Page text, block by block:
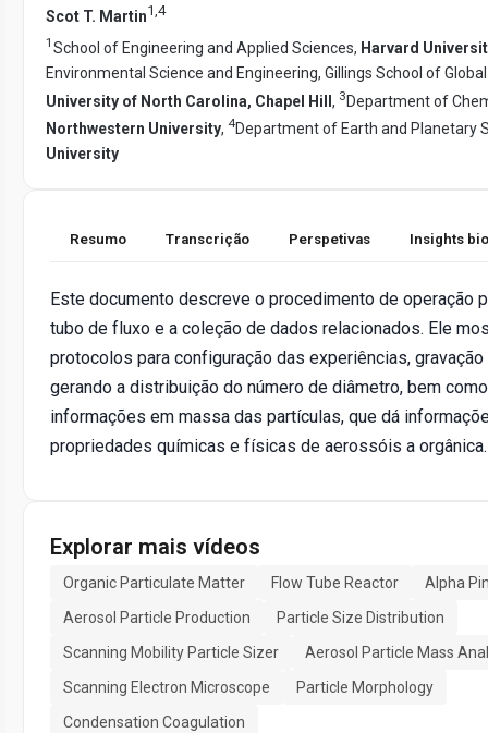
Scot T. Martin1 4
1 School of Engineering and Applied Sciences, Harvard
Environmental Science and Engineering, Gillings School of
University of North Carolina, Chapel Hill , 3 Department of
Northwestern University, 4Department of Earth and Planetary
University
Resumo Transcrição Perspetivas Insights
Este documento descreve o procedimento de operação
tubo de fluxo e a coleção de dados relacionados. Ele
protocolos para configuração das experiências,
gerando a distribuição do número de diâmetro, bem
informações em massa das partículas, que dá
propriedades químicas e físicas de aerossóis a orgânica.
Explorar mais vídeos
Organic Particulate Matter Flow Tube Reactor
Alpha
Aerosol Particle Production
Particle Size Distribution
Scanning Mobility Particle Sizer
Aerosol Particle Mass
Scanning Electron Microscope
Particle Morphology
Condensation Coagulation